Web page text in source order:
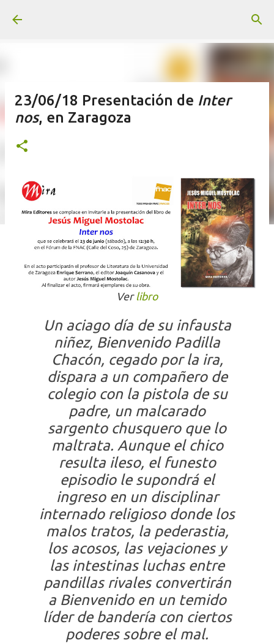
23/06/18 Presentación de Inter
nos, en Zaragoza
Verlibro
Un aciago día de su infausta
niñez, Bienvenido Padilla
Chacón, cegado por la ira,
dispara a un compañero de
colegio con la pistola de su
padre, un malcarado
sargento chusquero que lo
maltrata. Aunque el chico
resulta ileso, el funesto
episodio le supondrá el
ingreso en un disciplinar
internado religioso donde los
malos tratos, la pederastia,
los acosos, las vejaciones y
las intestinas luchas entre
pandillas rivales convertirán
a Bienvenido en un temido
líder de bandería con ciertos
poderes sobre el mal.